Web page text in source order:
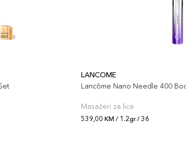
LANCOME
Lancôme Nano Needle 400
Masažeri za lice
539,00 KM / 1.2gr / 36